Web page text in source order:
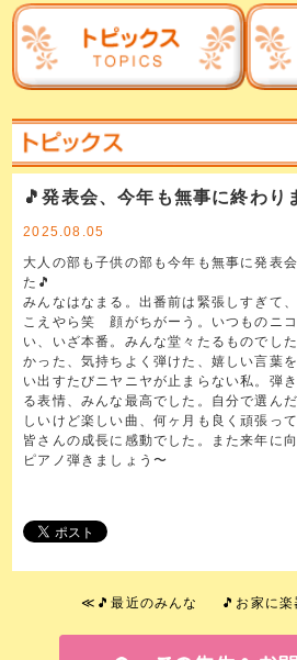
🎵発表会、今年も無事に終わり
2025.08.05
大人の部も子供の部も今年も無事に発表
た🎵
みんなはなまる。出番前は緊張しすぎて
こえやら笑 顔がちがーう。いつものニ
い、いざ本番。みんな堂々たるものでし
かった、気持ちよく弾けた、嬉しい言葉
い出すたびニヤニヤが止まらない私。弾
る表情、みんな最高でした。自分で選ん
しいけど楽しい曲、何ヶ月も良く頑張っ
皆さんの成長に感動でした。また来年に
ピアノ弾きましょう〜
≪ 🎵最近のみんな 🎵お家に